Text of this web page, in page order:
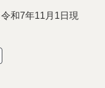
和7年11月1日現